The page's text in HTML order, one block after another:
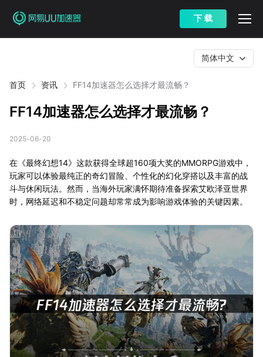
下 载
首页 资讯 FF14加速器怎么选择才最流畅？
简体中文
FF14加速器怎么选择才最流畅？
2025-06-20
在《最终幻想14》这款获得全球超160项大奖的MMORPG游戏中，
玩家可以体验最纯正的奇幻冒险、个性化的幻化穿搭以及丰富的战
斗与休闲玩法。然而，当海外玩家满怀期待准备探索艾欧泽亚世界
时，网络延迟和不稳定问题却常常成为影响游戏体验的关键因素。